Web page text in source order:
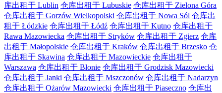
库出租于 Lublin 仓库出租于 Lubuskie 仓库出租于 Zielona Góra
仓库出租于 Gorzów Wielkopolski 仓库出租于 Nowa Sól 仓库出
租于 Łódzkie 仓库出租于 Łódź 仓库出租于 Kutno 仓库出租于
Rawa Mazowiecka 仓库出租于 Stryków 仓库出租于 Zgierz 仓库
出租于 Małopolskie 仓库出租于 Kraków 仓库出租于 Brzesko 仓
库出租于 Skawina 仓库出租于 Mazowieckie 仓库出租于
Warszawa 仓库出租于 Błonie 仓库出租于 Grodzisk Mazowiecki
仓库出租于 Janki 仓库出租于 Mszczonów 仓库出租于 Nadarzyn
仓库出租于 Ożarów Mazowiecki 仓库出租于 Piaseczno 仓库出